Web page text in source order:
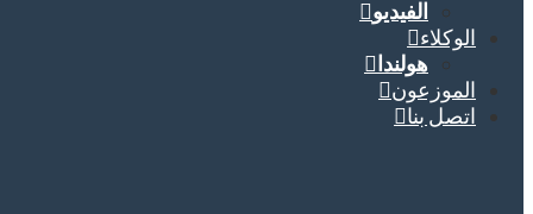
الفيديو
الوكلاء
هولندا
الموزعون
اتصل بنا